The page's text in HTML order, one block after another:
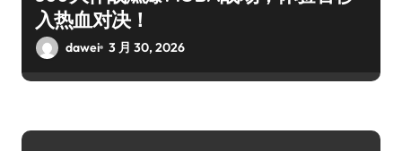
入热血对决！
dawei 3 月 30, 2026